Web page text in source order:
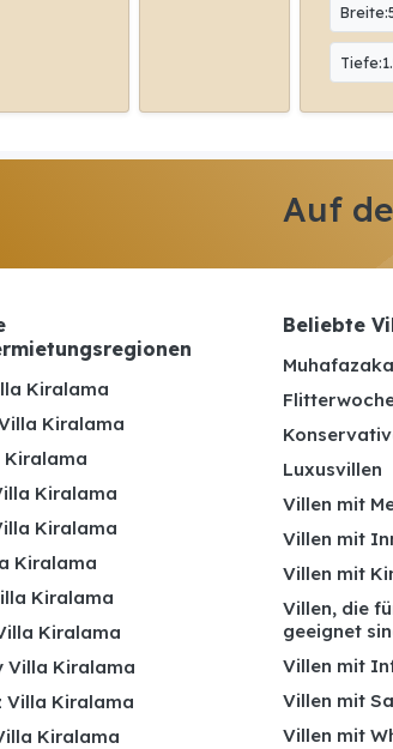
Auf
Kiralama
Kiralama
Kiralama
Kiralama
Kiralama
Kiralama
Kiralama
Kiralama
Villa Kiralama
Villa Kiralama
Kiralama
Beliebte
Luxusvillen
Villen mit
Villen mit
Villen mit
Villen, die
geeignet
Villen mit
Villen mit
Villen mit